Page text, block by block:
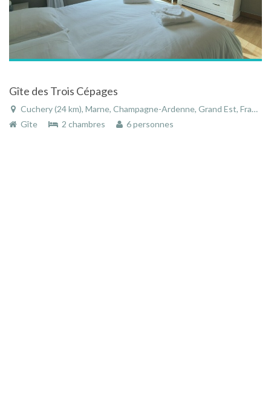
Gîte des Trois Cépages
Cuchery (24 km), Marne, Champagne-Ardenne, Grand Est, France
Gîte
2 chambres 6 personnes